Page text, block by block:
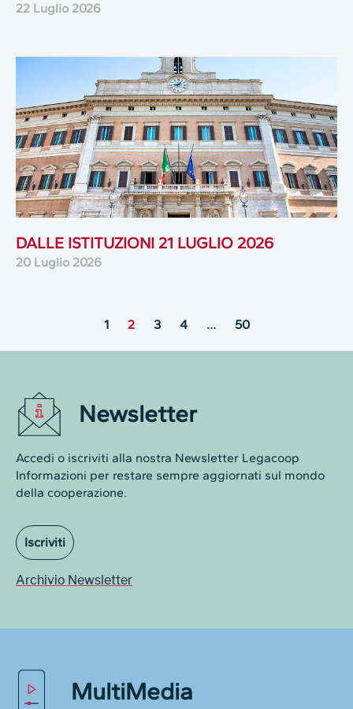
22 Luglio 2026
DALLE ISTITUZIONI 21 LUGLIO 2026
20 Luglio 2026
1 2 3 4 … 50
Newsletter
Accedi o iscriviti alla nostra Newsletter Legacoop
Informazioni per restare sempre aggiornati sul mondo
della cooperazione.
Iscriviti
Archivio Newsletter
MultiMedia